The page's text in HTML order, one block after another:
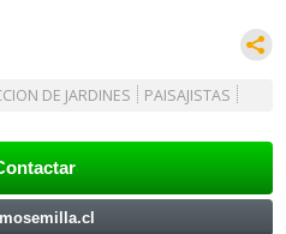
DE JARDINES PAISAJISTAS